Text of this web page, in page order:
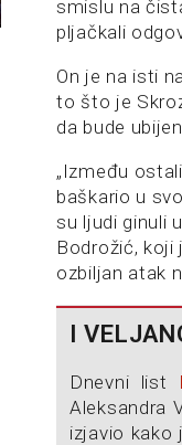
smislu na
pljačkali
On je na isti
to što je
da bude
„Između
baškario u
su ljudi ginuli
Bodrožić, koji
ozbiljan atak
I
Dnevni list
Aleksandra
izjavio kako